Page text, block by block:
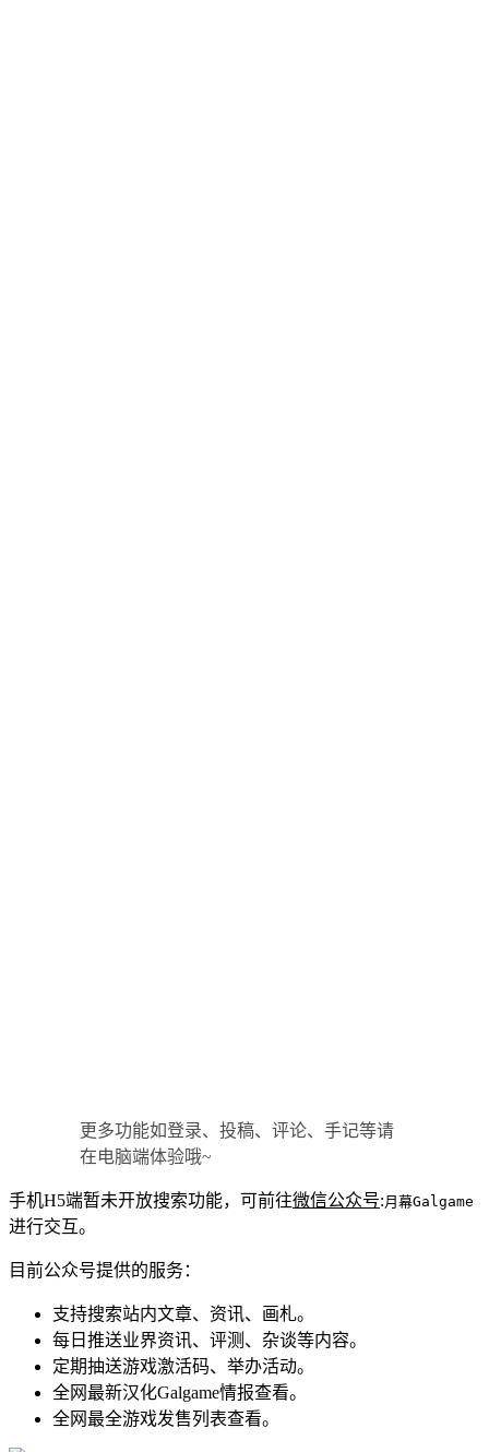
更多功能如登录、投稿、评论、手记等请
在电脑端体验哦~
手机H5端暂未开放搜索功能，可前往微信公众号:月幕Galgame
进行交互。
目前公众号提供的服务：
支持搜索站内文章、资讯、画札。
每日推送业界资讯、评测、杂谈等内容。
定期抽送游戏激活码、举办活动。
全网最新汉化Galgame情报查看。
全网最全游戏发售列表查看。